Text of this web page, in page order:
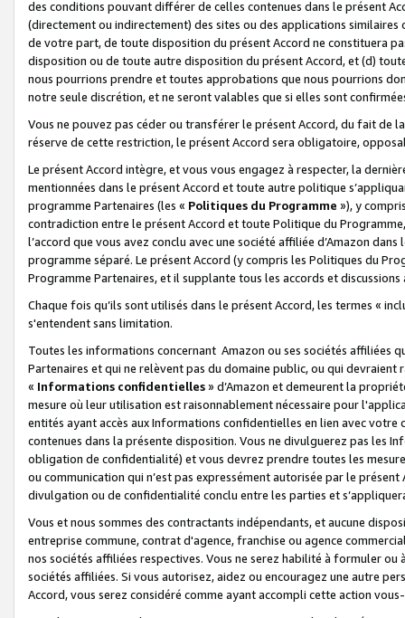
des conditions pouvant différer de celles contenues dans le présent
(directement ou indirectement) des sites ou des applications
de votre part, de toute disposition du présent Accord ne constituera
disposition ou de toute autre disposition du présent Accord, et (d)
nous pourrions prendre et toutes approbations que nous pourrions
notre seule discrétion, et ne seront valables que si elles sont
Vous ne pouvez pas céder ou transférer le présent Accord, du fait de
réserve de cette restriction, le présent Accord sera obligatoire,
Le présent Accord intègre, et vous vous engagez à respecter, la
mentionnées dans le présent Accord et toute autre politique
programme Partenaires (les « Politiques du Programme »), y
contradiction entre le présent Accord et toute Politique du
l’accord que vous avez conclu avec une société affiliée d’Amazon
programme séparé. Le présent Accord (y compris les Politiques du
Programme Partenaires, et il supplante tous les accords et discussions
Chaque fois qu’ils sont utilisés dans le présent Accord, les termes «
s'entendent sans limitation.
Toutes les informations concernant Amazon ou ses sociétés affiliées
Partenaires et qui ne relèvent pas du domaine public, ou qui
« Informations confidentielles» d’Amazon et demeurent la
mesure où leur utilisation est raisonnablement nécessaire pour
entités ayant accès aux Informations confidentielles en lien avec
contenues dans la présente disposition. Vous ne divulguerez pas les
obligation de confidentialité) et vous devrez prendre toutes les
ou communication qui n’est pas expressément autorisée par le
divulgation ou de confidentialité conclu entre les parties et
Vous et nous sommes des contractants indépendants, et aucune
entreprise commune, contrat d'agence, franchise ou agence
nos sociétés affiliées respectives. Vous ne serez habilité à formuler
sociétés affiliées. Si vous autorisez, aidez ou encouragez une autre
Accord, vous serez considéré comme ayant accompli cette action